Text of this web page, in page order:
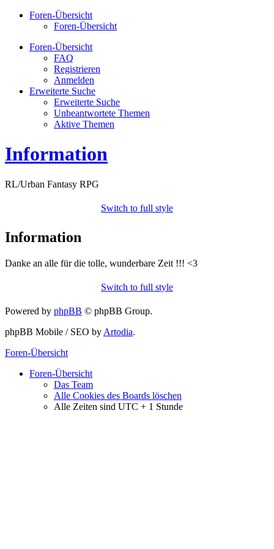
Foren-Übersicht
Foren-Übersicht
Foren-Übersicht
FAQ
Registrieren
Anmelden
Erweiterte Suche
Erweiterte Suche
Unbeantwortete Themen
Aktive Themen
Information
RL/Urban Fantasy RPG
Switch to full style
Information
Danke an alle für die tolle, wunderbare Zeit !!! <3
Switch to full style
Powered by phpBB © phpBB Group.
phpBB Mobile / SEO by Artodia.
Foren-Übersicht
Foren-Übersicht
Das Team
Alle Cookies des Boards löschen
Alle Zeiten sind UTC + 1 Stunde